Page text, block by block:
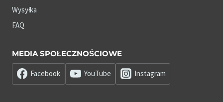
Wysyłka
FAQ
MEDIA SPOŁECZNOŚCIOWE
Facebook YouTube Instagram